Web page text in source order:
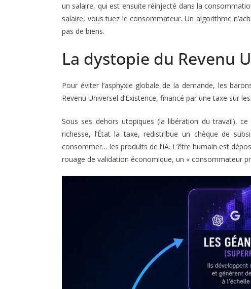
un salaire, qui est ensuite réinjecté dans la
salaire, vous tuez le consommateur. Un algorithme
pas de biens.
La dystopie du Revenu
Pour éviter l’asphyxie globale de la demande, les
Revenu Universel d’Existence, financé par une taxe sur
Sous ses dehors utopiques (la libération du travail),
richesse, l’État la taxe, redistribue un chèque de
consommer… les produits de l’IA. L’être humain est
rouage de validation économique, un « consommateur